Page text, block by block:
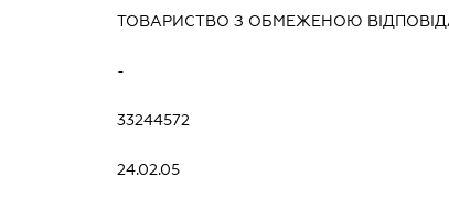
ТОВАРИСТВО З ОБМЕЖЕНОЮ
-
33244572
24.02.05